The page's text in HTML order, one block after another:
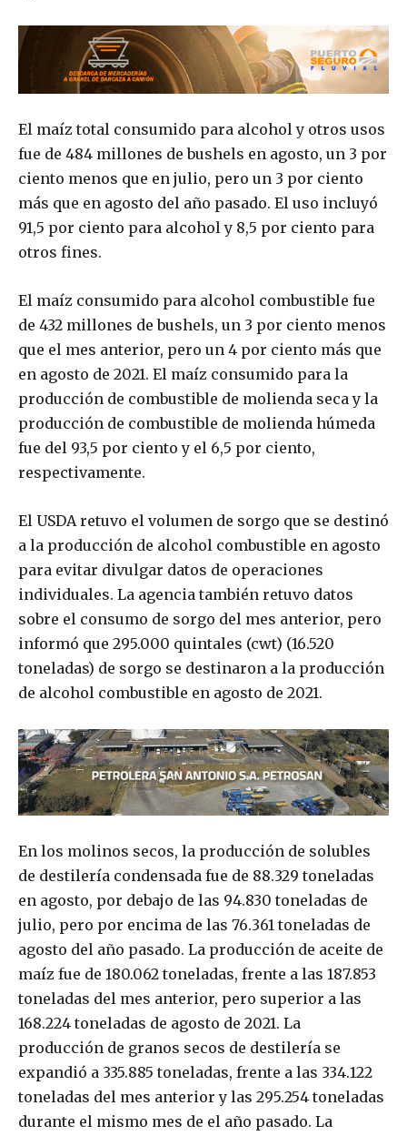
El maíz total consumido para alcohol y otros usos
fue de 484 millones de bushels en agosto, un 3 por
ciento menos que en julio, pero un 3 por ciento
más que en agosto del año pasado. El uso incluyó
91,5 por ciento para alcohol y 8,5 por ciento para
otros fines.
El maíz consumido para alcohol combustible fue
de 432 millones de bushels, un 3 por ciento menos
que el mes anterior, pero un 4 por ciento más que
en agosto de 2021. El maíz consumido para la
producción de combustible de molienda seca y la
producción de combustible de molienda húmeda
fue del 93,5 por ciento y el 6,5 por ciento,
respectivamente.
El USDA retuvo el volumen de sorgo que se destinó
a la producción de alcohol combustible en agosto
para evitar divulgar datos de operaciones
individuales. La agencia también retuvo datos
sobre el consumo de sorgo del mes anterior, pero
informó que 295.000 quintales (cwt) (16.520
toneladas) de sorgo se destinaron a la producción
de alcohol combustible en agosto de 2021.
En los molinos secos, la producción de solubles
de destilería condensada fue de 88.329 toneladas
en agosto, por debajo de las 94.830 toneladas de
julio, pero por encima de las 76.361 toneladas de
agosto del año pasado. La producción de aceite de
maíz fue de 180.062 toneladas, frente a las 187.853
toneladas del mes anterior, pero superior a las
168.224 toneladas de agosto de 2021. La
producción de granos secos de destilería se
expandió a 335.885 toneladas, frente a las 334.122
toneladas del mes anterior y las 295.254 toneladas
durante el mismo mes de el año pasado. La